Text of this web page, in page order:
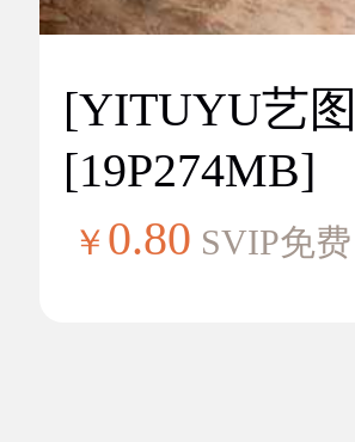
[YITUYU艺
[19P274MB]
￥ 0.80 SVIP免费